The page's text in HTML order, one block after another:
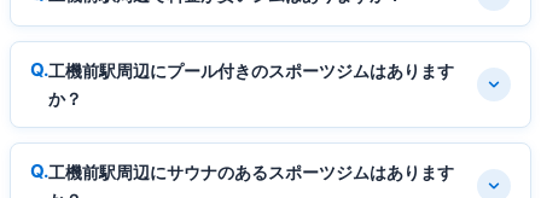
工機前駅周辺にプール付きのスポーツジムはあります
か？
工機前駅周辺にサウナのあるスポーツジムはあります